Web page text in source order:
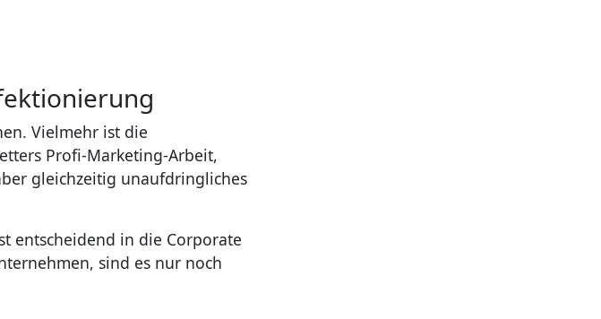
Vielmehr ist die
Profi-Marketing-Arbeit,
gleichzeitig unaufdringliches
entscheidend in die Corporate
sind es nur noch